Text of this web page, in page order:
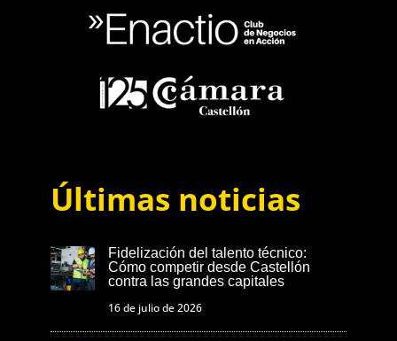
Últimas noticias
Fidelización del talento técnico:
Cómo competir desde Castellón
contra las grandes capitales
16 de julio de 2026